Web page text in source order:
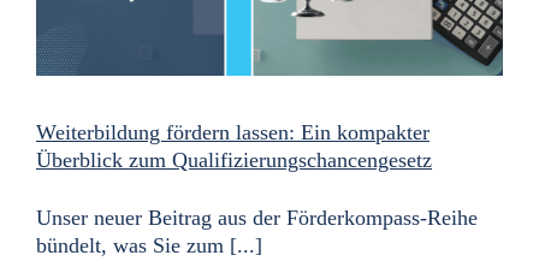
Weiterbildung fördern lassen: Ein kompakter
Überblick zum Qualifizierungschancengesetz
Unser neuer Beitrag aus der Förderkompass-Reihe
bündelt, was Sie zum [...]